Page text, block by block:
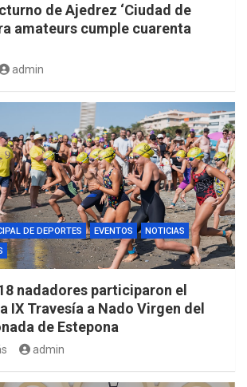
de Ajedrez ‘Ciudad de
amateurs cumple cuarenta
admin
DE DEPORTES EVENTOS
NOTICIAS
nadadores participaron el
IX Travesía a Nado Virgen del
de Estepona
admin